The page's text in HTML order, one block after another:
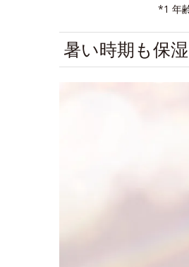
*1 年
暑い時期も保